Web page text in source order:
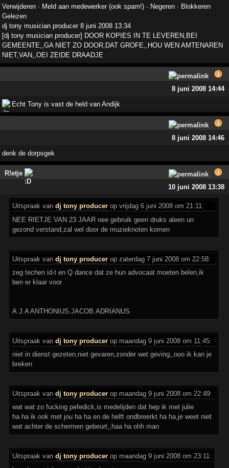
Verwijderen · Meld aan medewerker (ook spam!) · Negeren · Blokkeren
Gelezen
dj tony musician producer 8 juni 2008 13:34
[dj tony musician producer] DOOR KOPIES IN TE LEVEREN,BEI
GEMEENTE,,GA NIET ZO DOOR,DAT GROFE,,HOU WEN AMTENAREN
NIET,VAN,,OEI ZEIDE DRAADJE
8 juni 2008 14:44
Echt Tony is vast de held van Andijk
8 juni 2008 14:46
denk de dorpsgek
R!etje
10 juni 2008 13:38
Uitspraak vandj tony producer op vrijdag 6 juni 2008 om 21:11:
NEE RIETJE VAN 23 JAAR nee gebruik geen druks aleen un
gezond verstand,zal wel door de muzieknoten komen
Uitspraak vandj tony producer op zaterdag 7 juni 2008 om 22:58:
zeg techen id-t en Q dance dat ze hun advocaat moeten belen,ik
ben er klaar voor
A.J.A ANTHONIUS.JACOB.ADRIANUS
Uitspraak vandj tony producer op maandag 9 juni 2008 om 11:45:
niet in dienst gezeten,niet gevaren,zonder wet geving,,ooo ik kan je
breken
Uitspraak vandj tony producer op maandag 9 juni 2008 om 22:49:
wat wat zo fucking pefedick,is medelijden dat hep ik met julie
ha ha ik ook met jou ha ha en de helft ondbreerkt ha ha,je weet niet
wat achter de schermen gebeurt,,haa ha ohh man
Uitspraak vandj tony producer op maandag 9 juni 2008 om 23:11: